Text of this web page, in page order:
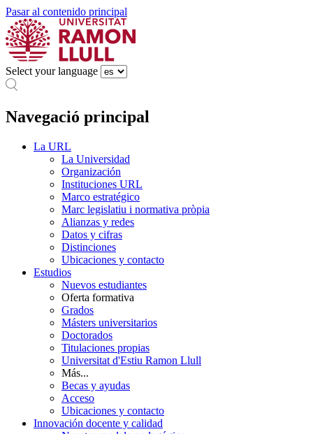
Pasar al contenido principal
Select your language
Navegació principal
La URL
La Universidad
Organización
Instituciones URL
Marco estratégico
Marc legislatiu i normativa pròpia
Alianzas y redes
Datos y cifras
Distinciones
Ubicaciones y contacto
Estudios
Nuevos estudiantes
Oferta formativa
Grados
Másters universitarios
Doctorados
Titulaciones propias
Universitat d'Estiu Ramon Llull
Más...
Becas y ayudas
Acceso
Ubicaciones y contacto
Innovación docente y calidad